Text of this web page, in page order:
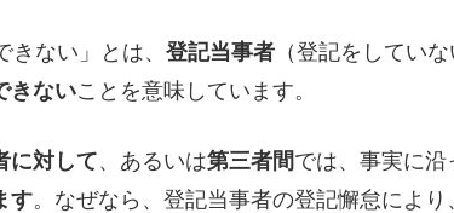
ない」とは、 登記当事者 （登記をしていな
きないことを意味しています。
に対して、あるいは第三者間では、事実に沿
す。なぜなら、登記当事者の登記懈怠によ